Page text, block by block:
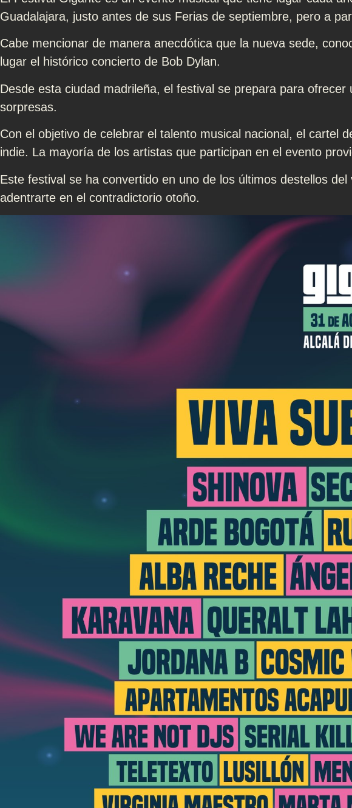
Guadalajara, justo antes de sus Ferias de septiembre, pero a
Cabe mencionar de manera anecdótica que la nueva sede,
lugar el histórico concierto de Bob Dylan.
Desde esta ciudad madrileña, el festival se prepara para
sorpresas.
Con el objetivo de celebrar el talento musical nacional, el cartel
indie. La mayoría de los artistas que participan en el evento
Este festival se ha convertido en uno de los últimos destellos
adentrarte en el contradictorio otoño.